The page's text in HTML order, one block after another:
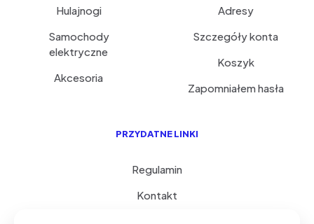
Hulajnogi
Samochody
elektryczne
Akcesoria
Adresy
Szczegóły konta
Koszyk
Zapomniałem hasła
PRZYDATNE LINKI
Regulamin
Kontakt